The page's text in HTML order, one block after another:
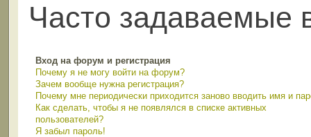
Часто задаваемые
Вход на форум и регистрация
Почему я не могу войти на форум?
Зачем вообще нужна регистрация?
Почему мне периодически приходится заново вводить имя и
Как сделать, чтобы я не появлялся в списке активных
пользователей?
Я забыл пароль!